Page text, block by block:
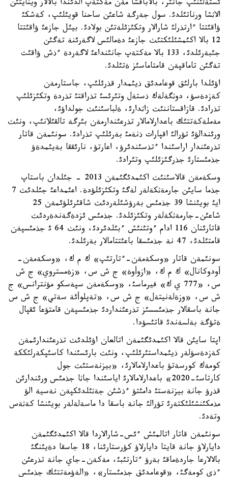
ئستةلئنئپ جاتئر، بالاباقشا مةن مةكتةپ الدئندا بالالار وينايتئن
الاثشا ورناتئلدئ. سول جةرگة شاعئن ساحنا قويئلئپ، كةشكئ
ؤاقئتتا ءارتذرلئ شارالار وتكئزئلةتئن بولادئ. بيئل جازعئ ؤاقئتتا
12 بالا اكئمشئلئكتئث جازعئ دةمالئس لاگةرئنة تةگئن
جئبةرئلدئ، 133 بالا مةكتةپ جانئنداعئ لاگةردة ءذش ؤاقئت
تةگئن تاماقپةن قامتاماسئز ةتئلدئ.
اؤئلدا بارلئق قوعامدئق ذيئمدار قذرئلئپ، جاستارمةن
كةزدةسؤ، دوثگةلةك ذستةل وتئرئسئ تذراقتئ تذردة وتكئزئلئپ
تذرادئ. قازاقستاننئث زاثدارئ، ةلباسئنئث جولداؤئ،
مةملةكةتتئك باعدارلامالار تذرعئندارمةن بئرگة تالقئلانئپ، ونئث
ورئندالؤئ تؤرالئ اقپارات ذنةمئ بةرئلئپ تذرادئ. سونئمةن قاتار
تذرعئندار اراسئندا ءتذسئندئرؤ، اعارتؤ، نارئققا بةيئمدةؤ
جذمئستارئ جذرگئزئلئپ وتئرادئ.
وسكةمةن قالاسئنئث اكئمدئگئمةن 2013 - جئلدان باستاپ
جذما سايئن جارمةثكةلةر لةگئ وتكئزئلؤدة. اعئمداعئ جئلدئث 7
ايئ بويئنشا 39 جذمئس بةرؤشئلةردئث شاقئرئلؤئمةن 25
شاعئن-جارمةثكةلةر وتكئزئلدئ. جذمئس ئزدةگةندةردئث
قاتارئنان 116 ادام ءوتئنئش ءبئلدئردئ، ونئث 64 ئ جذمئسپةن
قامتئلدئ، 47 نة جذمئسقا باعئتتامالار بةرئلدئ.
سونئمةن قاتار «وسكةمةن-ءتارتئپ» ك م ك، «وسكةمةن-
أودوكانال» ك م ك، «ازوأوة» ج ش س، «زةمستروي» ج ش
س، «777 ي ك» فيرماسئ، «وسكةمةن سپةسكو مؤنترانس» ج
ش س، «وزةلةنيتةل» ج ش س، «تةپلوأئة سةتي» ج ش س
جانة باسقالار جذمئسسئز تذرعئنداردئ جذمئسپةن قامتؤعا ئقپال
ةتؤگة بةلسةندئ قاتئسؤدا.
اپتا سايئن قالا اكئمدئگئمةن اتالعان اؤئلدئث تذرعئندارئمةن
كةزدةسؤلةر ذيئمداستئرئلئپ، ونئث بارئسئندا كاسئپكةرلئككة
كومةك كورسةتؤ باعدارلامالارئ، «بيزنةستئث جول
كارتاسئ-2020» باعدارلامالارئ اياسئندا جاثا جذمئس ورئندارئن
قذرؤ جانة بيزنةستئ دامئتؤ ءذشئن جةثئلدئكپةن نةسية الؤ
مذمكئنشئلئكتةرئ تؤرالئ جانة باسقا دا ماسةلةلةر بويئنشا كةثةس
وتةدئ.
سونئمةن قاتار اتالمئش ءئس-شارالاردا قالا اكئمدئگئمةن
دايارلاؤ جانة قايتا دايارلاؤ كؤرستارئنا، 18 جاسقا دةيئنگئ
بالالارعا جاردةماقئ بةرؤ ءتارتئبئ، مةكةن-جاي جانة تذرعئن
ءذي كومةگئ، «قوعامدئق جذمئستار»، «الةؤمةتتئك جذمئس